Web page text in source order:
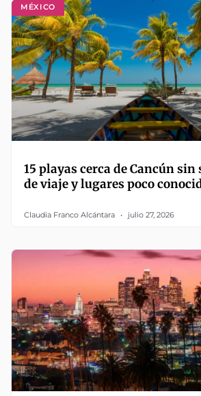
MÉXICO
15 playas cerca de Cancún
de viaje y lugares poco
Claudia Franco Alcántara julio 27, 2026